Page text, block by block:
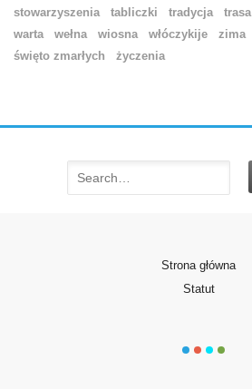
stowarzyszenia
tabliczki tradycja trasa
warta
wełna wiosna włóczykije zima
święto zmarłych
życzenia
Strona główna
Statut